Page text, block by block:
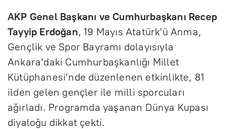
AKP Genel Başkanı ve Cumhurbaşkanı Recep
Tayyip Erdoğan, 19 Mayıs Atatürk'ü Anma,
Gençlik ve Spor Bayramı dolayısıyla
Ankara’daki Cumhurbaşkanlığı Millet
Kütüphanesi’nde düzenlenen etkinlikte, 81
ilden gelen gençler ile milli sporcuları
ağırladı. Programda yaşanan Dünya Kupası
diyaloğu dikkat çekti.